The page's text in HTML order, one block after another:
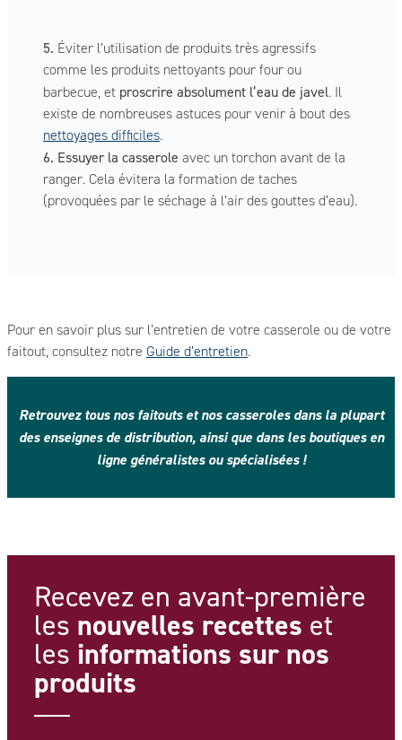
5. Éviter l’utilisation de produits très agressifs
comme les produits nettoyants pour four ou
barbecue, et proscrire absolument l’eau de javel. Il
existe de nombreuses astuces pour venir à bout des
nettoyages difficiles.
6. Essuyer la casserole avec un torchon avant de la
ranger. Cela évitera la formation de taches
(provoquées par le séchage à l’air des gouttes d’eau).
Pour en savoir plus sur l’entretien de votre casserole ou de votre
faitout, consultez notre Guide d’entretien.
Retrouvez tous nos faitouts et nos casseroles dans la plupart
des enseignes de distribution, ainsi que dans les boutiques en
ligne généralistes ou spécialisées !
Recevez en avant-première
les nouvelles recettes et
les informations sur nos
produits